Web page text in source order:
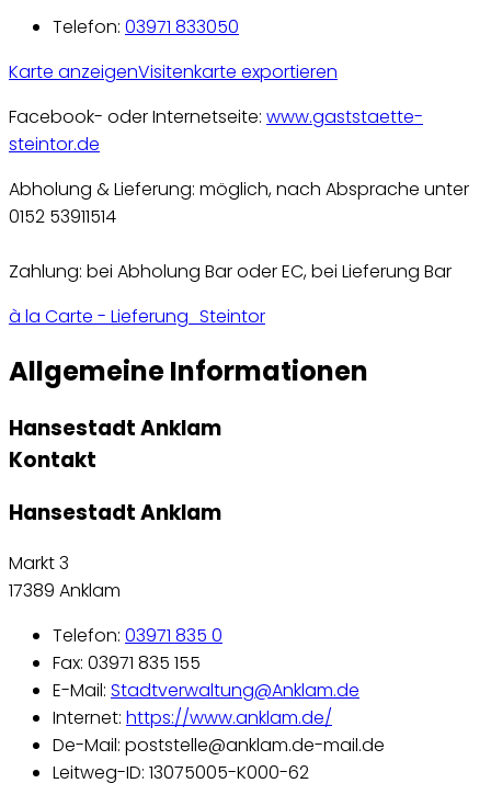
Telefon: 03971 833050
Karte anzeigenVisitenkarte exportieren
Facebook- oder Internetseite: www.gaststaette-
steintor.de
Abholung & Lieferung: möglich, nach Absprache unter
0152 53911514
Zahlung: bei Abholung Bar oder EC, bei Lieferung Bar
à la Carte - Lieferung_Steintor
Allgemeine Informationen
Hansestadt Anklam
Kontakt
Hansestadt Anklam
Markt 3
17389 Anklam
Telefon: 03971 835 0
Fax: 03971 835 155
E-Mail: Stadtverwaltung@Anklam.de
Internet: https://www.anklam.de/
De-Mail: poststelle@anklam.de-mail.de
Leitweg-ID: 13075005-K000-62